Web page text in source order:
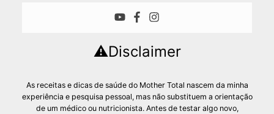
⚠️Disclaimer
As receitas e dicas de saúde do Mother Total nascem da minha
experiência e pesquisa pessoal, mas não substituem a orientação
de um médico ou nutricionista. Antes de testar algo novo,